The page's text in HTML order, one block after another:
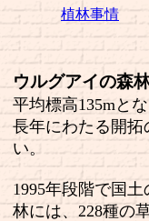
植林事情
ウルグアイの森
平均標高135mと
長年にわたる開
い。
1995年段階で国
林には、228種の